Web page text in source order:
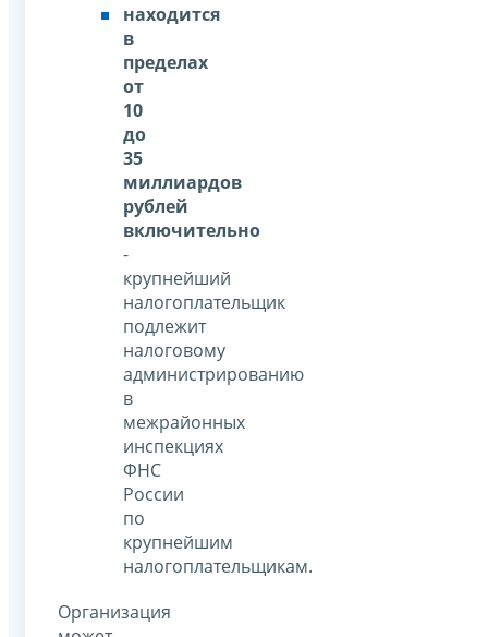
находится
в
пределах
от
10
до
35
миллиардов
рублей
включительно
-
крупнейший
налогоплательщик
подлежит
налоговому
администрированию
в
межрайонных
инспекциях
ФНС
России
по
крупнейшим
налогоплательщикам.
Организация